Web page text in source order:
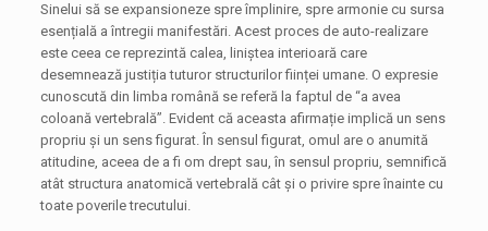
Sinelui să se expansioneze spre împlinire, spre armonie cu sursa
esențială a întregii manifestări. Acest proces de auto-realizare
este ceea ce reprezintă calea, liniștea interioară care
desemnează justiția tuturor structurilor ființei umane. O expresie
cunoscută din limba română se referă la faptul de “a avea
coloană vertebrală”. Evident că aceasta afirmație implică un sens
propriu și un sens figurat. În sensul figurat, omul are o anumită
atitudine, aceea de a fi om drept sau, în sensul propriu, semnifică
atât structura anatomică vertebrală cât și o privire spre înainte cu
toate poverile trecutului.